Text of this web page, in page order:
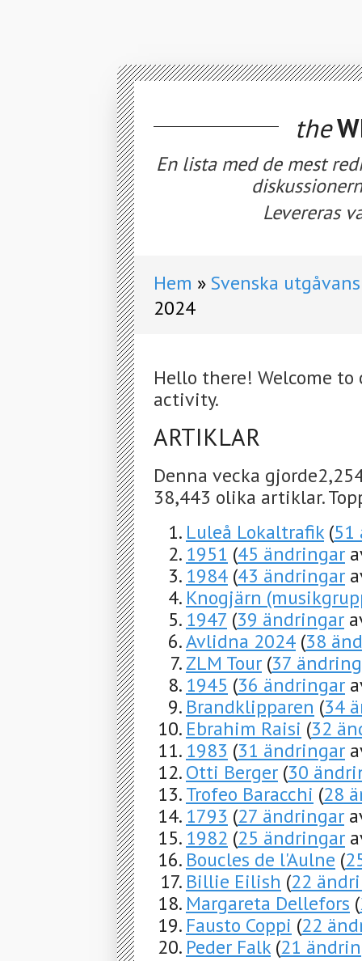
the
En lista med de mest
Levereras
Hem
Svenska
2024
Hello there! Welcome
activity.
ARTIKLAR
Denna vecka
38,443 olika artiklar.
Luleå Lokaltrafik (51
1951 (45 ändringar
1984 (43 ändringar
Knogjärn
1947 (39 ändringar
Avlidna 2024 (38
ZLM Tour (37
1945 (36 ändringar
Brandklipparen (34
Ebrahim Raisi (32
1983 (31 ändringar
Otti Berger (30
Trofeo Baracchi (28
1793 (27 ändringar
1982 (25 ändringar
Boucles de l'Aulne (
Billie Eilish (22
Margareta Dellefors (
Fausto Coppi (22
Peder Falk (21